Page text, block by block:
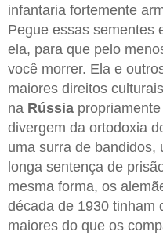
infantaria fortemente
Pegue essas sementes
ela, para que pelo
você morrer. Ela e
maiores direitos
na Rússia
divergem da ortodoxia
uma surra de bandidos,
longa sentença de
mesma forma, os
década de 1930 tinham
maiores do que os